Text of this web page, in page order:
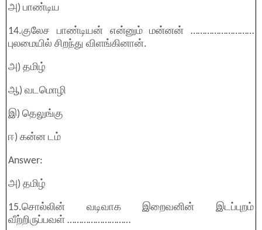
அ) பாண்டிய
14.குலேச பாண்டியன் என்னும் மன்னன் ………………………
புலமையில் சிறந்து விளங்கினான்.
அ) தமிழ்
ஆ) வடமொழி
இ) தெலுங்கு
ஈ) கன்ன டம்
Answer:
அ) தமிழ்
15.சொல்லின் வடிவாக இறைவனின் இடப்புறம்
வீற்றிருப்பவள் ………………………